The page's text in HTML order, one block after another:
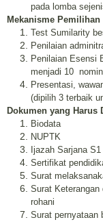
pada lomba
Mekanisme
Test Sumilarity
Penilaian
Penilaian Esensi
menjadi 10
Presentasi,
(dipilih 3 terbaik
Dokumen yang Harus
Biodata
NUPTK
Ijazah Sarjana
Sertifikat
Surat
Surat
rohani
Surat pernyataan